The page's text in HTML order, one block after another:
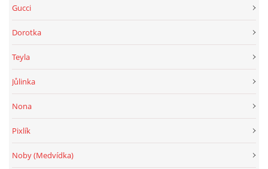
Gucci
Dorotka
Teyla
Jůlinka
Nona
Pixlík
Noby (Medvídka)